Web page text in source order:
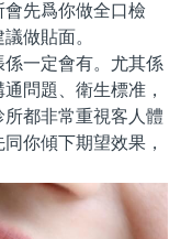
先爲你做全口檢
做貼面。
一定會有。尤其係
問題、衛生標准，
都非常重視客人體
你傾下期望效果，